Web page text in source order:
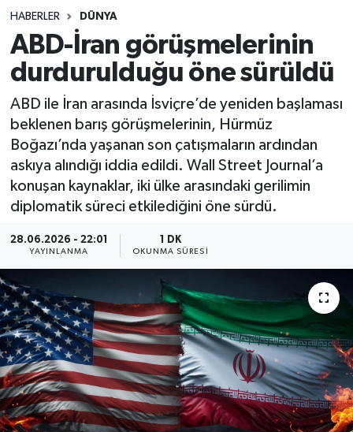
HABERLER DÜNYA
ABD-İran görüşmelerinin
durdurulduğu öne sürüldü
ABD ile İran arasında İsviçre’de yeniden başlaması
beklenen barış görüşmelerinin, Hürmüz
Boğazı’nda yaşanan son çatışmaların ardından
askıya alındığı iddia edildi. Wall Street Journal’a
konuşan kaynaklar, iki ülke arasındaki gerilimin
diplomatik süreci etkilediğini öne sürdü.
28.06.2026 - 22:01
YAYINLANMA
1 DK
OKUNMA SÜRESI
Sağlık
Spor
Teknoloji
Yaşam